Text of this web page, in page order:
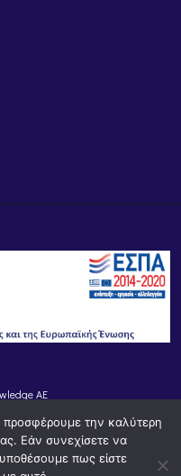
AE
προσφέρουμε την καλύτερη
Εάν συνεχίσετε να
υποθέσουμε πως είστε